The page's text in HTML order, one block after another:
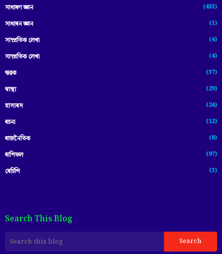
সাধাৰণ জ্ঞান (433)
সাধাৰন জ্ঞান (1)
সাম্প্রতিক লেখা (4)
সাম্প্ৰতিক লেখা (4)
স্তৱক (37)
স্বাস্থ্য (29)
হাস্যৰস (24)
ৰচনা (12)
ৰাজনৈতিক (8)
ৰাশিফল (97)
ৰেচিপি (3)
Search This Blog